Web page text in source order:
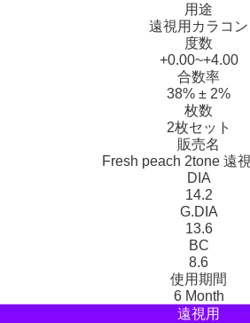
用途
遠視用カラコン
度数
+0.00~+4.00
合数率
38% ± 2%
枚数
2枚セット
販売名
Fresh peach 2tone 遠
DIA
14.2
G.DIA
13.6
BC
8.6
使用期間
6 Month
遠視用